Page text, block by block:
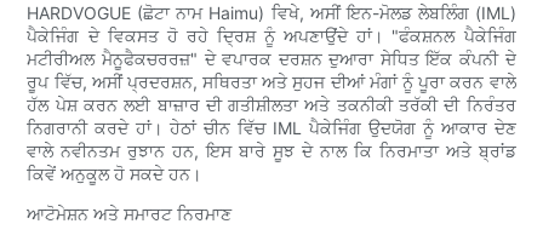
HARDVOGUE (ਛੋਟਾ ਨਾਮ Haimu) ਵਿਖੇ, ਅਸੀਂ ਇਨ-ਮੋਲਡ ਲੇਬਲਿੰਗ (IML)
ਪੈਕੇਜਿੰਗ ਦੇ ਵਿਕਸਤ ਹੋ ਰਹੇ ਦ੍ਰਿਸ਼ ਨੂੰ ਅਪਣਾਉਂਦੇ ਹਾਂ। "ਫੰਕਸ਼ਨਲ ਪੈਕੇਜਿੰਗ
ਮਟੀਰੀਅਲ ਮੈਨੂਫੈਕਚਰਰਜ਼" ਦੇ ਵਪਾਰਕ ਦਰਸ਼ਨ ਦੁਆਰਾ ਸੇਧਿਤ ਇੱਕ ਕੰਪਨੀ ਦੇ
ਰੂਪ ਵਿੱਚ, ਅਸੀਂ ਪ੍ਰਦਰਸ਼ਨ, ਸਥਿਰਤਾ ਅਤੇ ਸੁਹਜ ਦੀਆਂ ਮੰਗਾਂ ਨੂੰ ਪੂਰਾ ਕਰਨ ਵਾਲੇ
ਹੱਲ ਪੇਸ਼ ਕਰਨ ਲਈ ਬਾਜ਼ਾਰ ਦੀ ਗਤੀਸ਼ੀਲਤਾ ਅਤੇ ਤਕਨੀਕੀ ਤਰੱਕੀ ਦੀ ਨਿਰੰਤਰ
ਨਿਗਰਾਨੀ ਕਰਦੇ ਹਾਂ। ਹੇਠਾਂ ਚੀਨ ਵਿੱਚ IML ਪੈਕੇਜਿੰਗ ਉਦਯੋਗ ਨੂੰ ਆਕਾਰ ਦੇਣ
ਵਾਲੇ ਨਵੀਨਤਮ ਰੁਝਾਨ ਹਨ, ਇਸ ਬਾਰੇ ਸੂਝ ਦੇ ਨਾਲ ਕਿ ਨਿਰਮਾਤਾ ਅਤੇ ਬ੍ਰਾਂਡ
ਕਿਵੇਂ ਅਨੁਕੂਲ ਹੋ ਸਕਦੇ ਹਨ।
ਆਟੋਮੇਸ਼ਨ ਅਤੇ ਸਮਾਰਟ ਨਿਰਮਾਣ